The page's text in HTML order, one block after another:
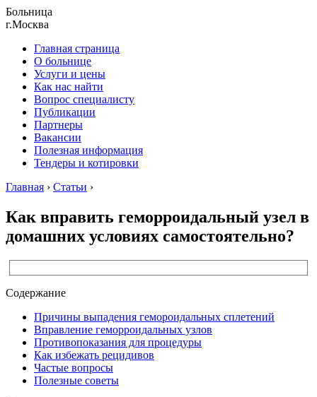
Больница
г.Москва
Главная страница
О больнице
Услуги и цены
Как нас найти
Вопрос специалисту
Публикации
Партнеры
Вакансии
Полезная информация
Тендеры и котировки
Главная › Статьи ›
Как вправить геморроидальный узел в
домашних условиях самостоятельно?
Содержание
Причины выпадения гемороидальных сплетений
Вправление геморроидальных узлов
Противопоказания для процедуры
Как избежать рецидивов
Частые вопросы
Полезные советы